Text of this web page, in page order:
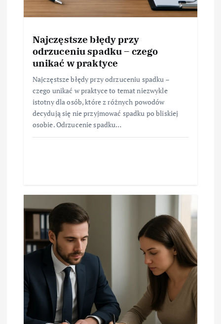
Najczęstsze błędy przy
odrzuceniu spadku – czego
unikać w praktyce
Najczęstsze błędy przy odrzuceniu spadku –
czego unikać w praktyce to temat niezwykle
istotny dla osób, które z różnych powodów
decydują się nie przyjmować spadku po bliskiej
osobie. Odrzucenie spadku…